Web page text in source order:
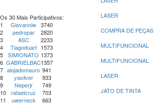
Os 30 Mais Participativos:
1
Giovanniw 3740
2
pedropar
2820
3
ASC
2233
4
Tiagoduart 1573
5
SIMIONATO 1373
6 GABRIELBAC1357
7 alojadomauro 941
8
yasilver
933
9
Neperjr
749
10
rafaelcruz
703
11
uwerneck
663
LASER
COMPRA DE PEÇAS
MULTIFUNCIONAL
MULTIFUNCIONAL
LASER
JATO DE TINTA